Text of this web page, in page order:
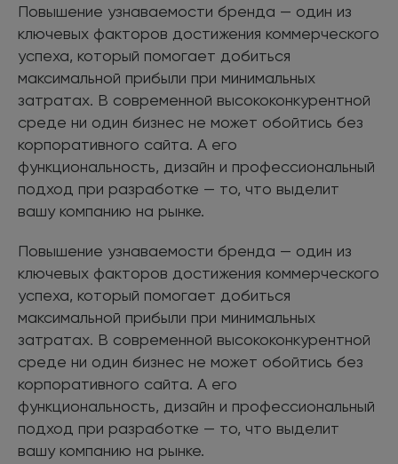
Повышение узнаваемости бренда — один из
ключевых факторов достижения коммерческого
успеха, который помогает добиться
максимальной прибыли при минимальных
затратах. В современной высококонкурентной
среде ни один бизнес не может обойтись без
корпоративного сайта. А его
функциональность, дизайн и профессиональный
подход при разработке — то, что выделит
вашу компанию на рынке.
Повышение узнаваемости бренда — один из
ключевых факторов достижения коммерческого
успеха, который помогает добиться
максимальной прибыли при минимальных
затратах. В современной высококонкурентной
среде ни один бизнес не может обойтись без
корпоративного сайта. А его
функциональность, дизайн и профессиональный
подход при разработке — то, что выделит
вашу компанию на рынке.